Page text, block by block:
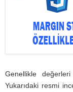
Genellikle
Yukarıdaki resmi